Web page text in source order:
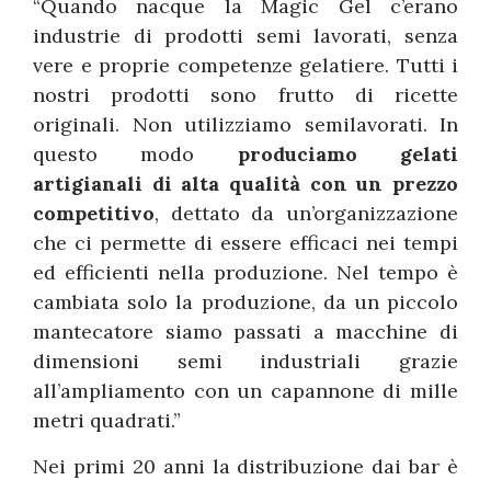
“Quando nacque la Magic Gel c’erano
industrie di prodotti semi lavorati, senza
vere e proprie competenze gelatiere. Tutti i
nostri prodotti sono frutto di ricette
originali. Non utilizziamo semilavorati. In
questo modo produciamo gelati
artigianali di alta qualità con un prezzo
competitivo, dettato da un’organizzazione
che ci permette di essere efficaci nei tempi
ed efficienti nella produzione. Nel tempo è
cambiata solo la produzione, da un piccolo
mantecatore siamo passati a macchine di
dimensioni semi industriali grazie
all’ampliamento con un capannone di mille
metri quadrati.”
Nei primi 20 anni la distribuzione dai bar è